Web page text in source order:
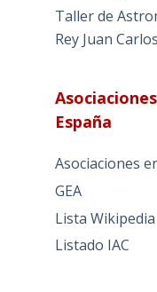
Taller de
Rey Juan Carlos
España
Asociaciones
GEA
Lista Wikipedia
Listado IAC